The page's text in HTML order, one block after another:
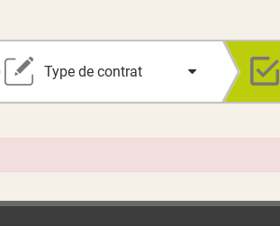
Type de contrat